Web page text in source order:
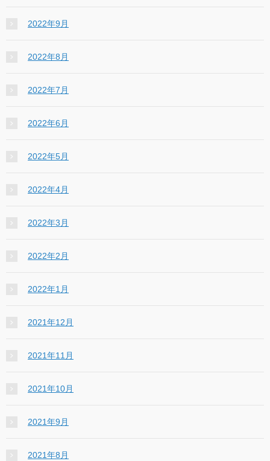
2022年9月
2022年8月
2022年7月
2022年6月
2022年5月
2022年4月
2022年3月
2022年2月
2022年1月
2021年12月
2021年11月
2021年10月
2021年9月
2021年8月